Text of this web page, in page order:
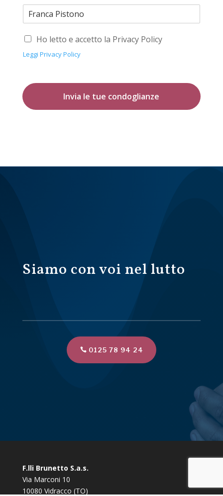
Ho letto e accetto la Privacy Policy
Leggi Privacy Policy
Invia le tue condoglianze
Siamo con voi nel lutto
0125 78 94 24
F.lli Brunetto S.a.s.
Via Marconi 10
10080 Vidracco (TO)